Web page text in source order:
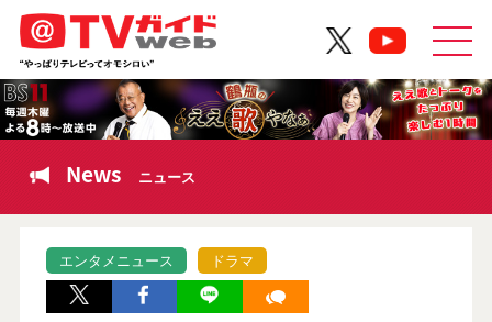
News ニュース
エンタメニュース ドラマ